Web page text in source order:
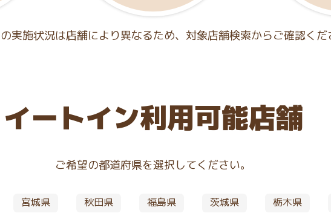
実施状況は店舗により異なるため、対象店舗検索からご確認くだ
イートイン利用可能店舗
ご希望の都道府県を選択してください。
宮城県 秋田県 福島県 茨城県 栃木県